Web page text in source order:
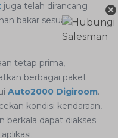
juga telah dirancang
bakar sesuai
tetap prima,
berbagai paket
Auto2000 Digiroom.
kondisi kendaraan,
berkala dapat diakses
×